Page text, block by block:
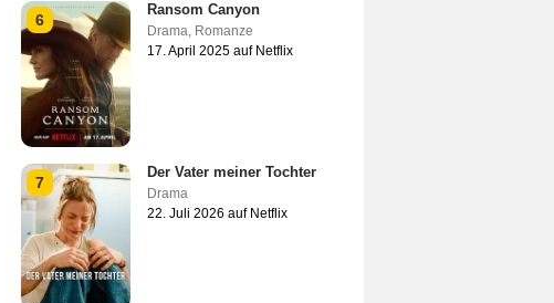
6
Ransom Canyon
Drama, Romanze
17. April 2025 auf Netflix
7
Der Vater meiner Tochter
Drama
22. Juli 2026 auf Netflix